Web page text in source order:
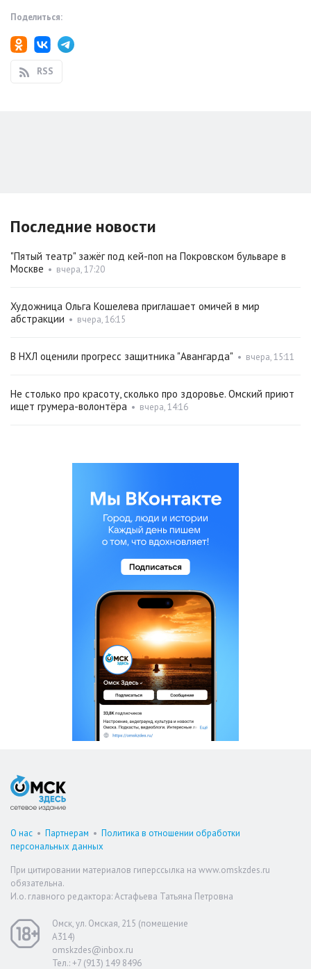
Поделиться:
RSS
Последние новости
"Пятый театр" зажёг под кей-поп на Покровском бульваре в
Москве • вчера, 17:20
Художница Ольга Кошелева приглашает омичей в мир
абстракции • вчера, 16:15
В НХЛ оценили прогресс защитника "Авангарда" • вчера, 15:11
Не столько про красоту, сколько про здоровье. Омский приют
ищет грумера-волонтёра • вчера, 14:16
О нас • Партнерам • Политика в отношении обработки
персональных данных
При цитировании материалов гиперссылка на www.omskzdes.ru
обязательна.
И.о. главного редактора: Астафьева Татьяна Петровна
Омск, ул. Омская, 215 (помещение
А314)
omskzdes@inbox.ru
Тел.: +7 (913) 149 8496